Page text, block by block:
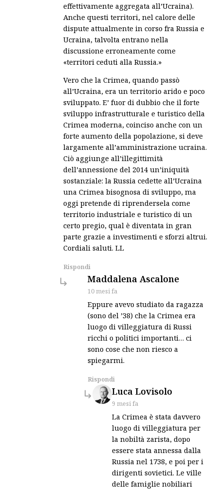
effettivamente aggregata all’Ucraina).
Anche questi territori, nel calore delle
dispute attualmente in corso fra Russia e
Ucraina, talvolta entrano nella
discussione erroneamente come
«territori ceduti alla Russia.»
Vero che la Crimea, quando passò
all’Ucraina, era un territorio arido e poco
sviluppato. E’ fuor di dubbio che il forte
sviluppo infrastrutturale e turistico della
Crimea moderna, coinciso anche con un
forte aumento della popolazione, si deve
largamente all’amministrazione ucraina.
Ciò aggiunge all’illegittimità
dell’annessione del 2014 un’iniquità
sostanziale: la Russia cedette all’Ucraina
una Crimea bisognosa di sviluppo, ma
oggi pretende di riprendersela come
territorio industriale e turistico di un
certo pregio, qual è diventata in gran
parte grazie a investimenti e sforzi altrui.
Cordiali saluti. LL
Rispondi
Maddalena Ascalonesays:
10 mesi fa
Eppure avevo studiato da ragazza
(sono del ’38) che la Crimea era
luogo di villeggiatura di Russi
ricchi o politici importanti… ci
sono cose che non riesco a
spiegarmi.
Rispondi
Luca Lovisolo
9 mesi fa
La Crimea è stata davvero
luogo di villeggiatura per
la nobiltà zarista, dopo
essere stata annessa dalla
Russia nel 1738, e poi per i
dirigenti sovietici. Le ville
delle famiglie nobiliari